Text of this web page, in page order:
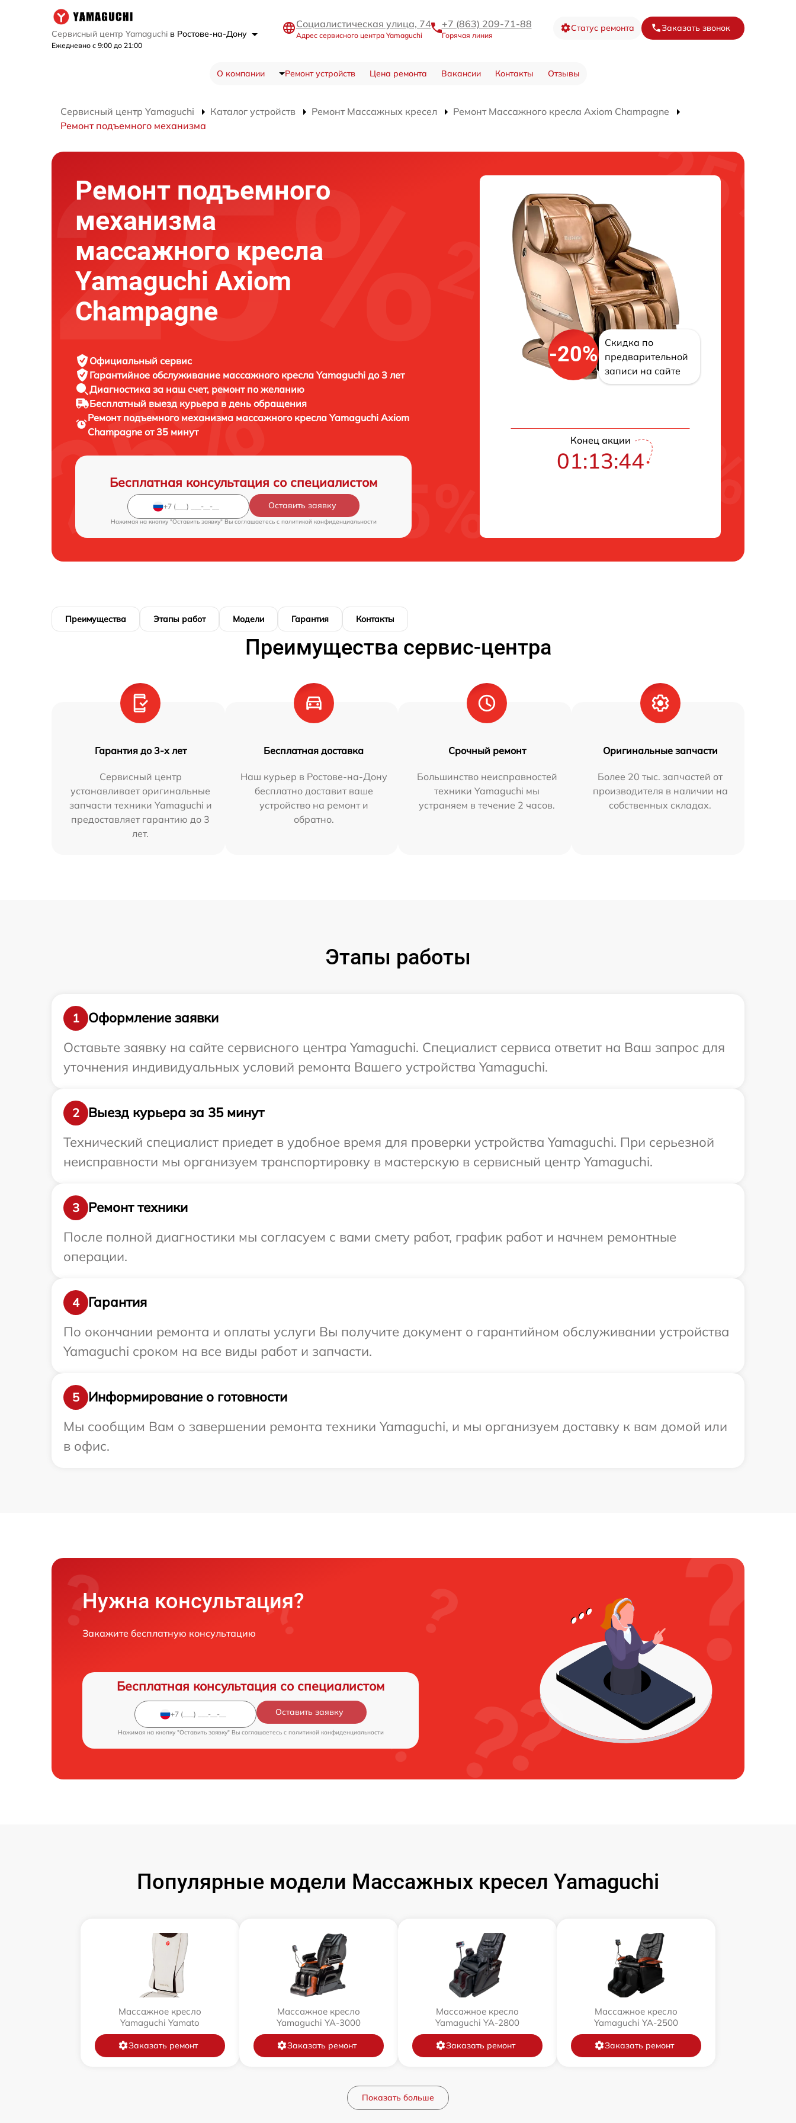
Сервисный центр Yamaguchi в Ростове-на-Дону
Ежедневно с 9:00 до 21:00
Социалистическая улица, 74
Адрес сервисного центра Yamaguchi
+7 (863) 209-71-88
Горячая линия
Статус ремонта Заказать звонок
О компании Ремонт устройств Цена ремонта Вакансии Контакты Отзывы
Сервисный центр Yamaguchi Каталог устройств Ремонт Массажных кресел
Ремонт Массажного кресла Axiom Champagne
Ремонт подъемного механизма
Ремонт подъемного
механизма
массажного кресла
Yamaguchi Axiom
Champagne
Официальный сервис
Гарантийное обслуживание массажного кресла Yamaguchi до 3 лет
Диагностика за наш счет, ремонт по желанию
Бесплатный выезд курьера в день обращения
Ремонт подъемного механизма массажного креслаYamaguchi Axiom
Champagne от 35 минут
Бесплатная консультация со специалистом
Оставить заявку
Нажимая на кнопку "Оставить заявку" Вы соглашаетесь c политикой конфиденциальности
-20%
Скидка по
предварительной
записи на сайте
Конец акции
01:13:43
Преимущества Этапы работ Модели Гарантия Контакты
Преимущества сервис-центра
Гарантия до 3-х лет
Сервисный центр
устанавливает оригинальные
запчасти техники Yamaguchi и
предоставляет гарантию до 3
лет.
Бесплатная доставка
Наш курьер в Ростове-на-Дону
бесплатно доставит ваше
устройство на ремонт и
обратно.
Срочный ремонт
Большинство неисправностей
техники Yamaguchi мы
устраняем в течение 2 часов.
Оригинальные запчасти
Более 20 тыс. запчастей от
производителя в наличии на
собственных складах.
Этапы работы
1
Оформление заявки
Оставьте заявку на сайте сервисного центра Yamaguchi. Специалист сервиса ответит на Ваш запрос для
уточнения индивидуальных условий ремонта Вашего устройства Yamaguchi.
2
Выезд курьера за 35 минут
Технический специалист приедет в удобное время для проверки устройства Yamaguchi. При серьезной
неисправности мы организуем транспортировку в мастерскую в сервисный центр Yamaguchi.
3
Ремонт техники
После полной диагностики мы согласуем с вами смету работ, график работ и начнем ремонтные
операции.
4
Гарантия
По окончании ремонта и оплаты услуги Вы получите документ о гарантийном обслуживании устройства
Yamaguchi сроком на все виды работ и запчасти.
5
Информирование о готовности
Мы сообщим Вам о завершении ремонта техники Yamaguchi, и мы организуем доставку к вам домой или
в офис.
Нужна консультация?
Закажите бесплатную консультацию
Бесплатная консультация со специалистом
Оставить заявку
Нажимая на кнопку "Оставить заявку" Вы соглашаетесь c политикой конфиденциальности
Популярные модели Массажных кресел Yamaguchi
Массажное кресло
Yamaguchi Yamato
Заказать ремонт
Массажное кресло
Yamaguchi YA-3000
Заказать ремонт
Массажное кресло
Yamaguchi YA-2800
Заказать ремонт
Массажное кресло
Yamaguchi YA-2500
Заказать ремонт
Показать больше